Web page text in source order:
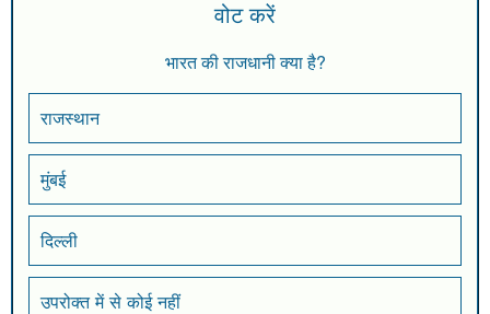
वोट करें
भारत की राजधानी क्या है?
राजस्थान
मुंबई
दिल्ली
उपरोक्त में से कोई नहीं